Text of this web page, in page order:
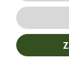
© Copyright 2026
Realizacja: